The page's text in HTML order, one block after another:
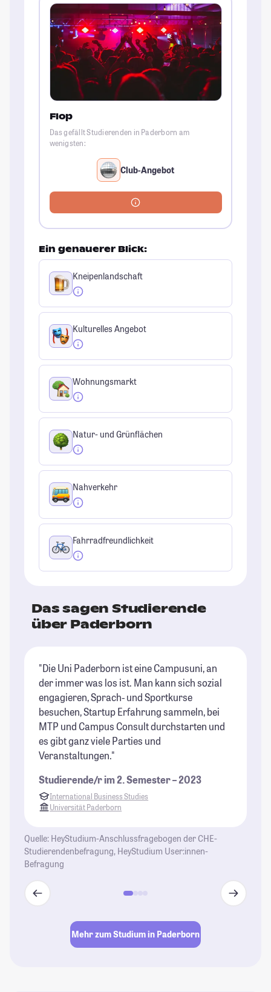
Flop
Das gefällt Studierenden in Paderborn am
wenigsten:
Club-Angebot
Ein genauerer Blick:
Kneipenlandschaft
Kulturelles Angebot
Wohnungsmarkt
Natur- und Grünflächen
Nahverkehr
Fahrradfreundlichkeit
Das sagen Studierende
über Paderborn
"Die Uni Paderborn ist eine Campusuni, an
der immer was los ist. Man kann sich sozial
engagieren, Sprach- und Sportkurse
besuchen, Startup Erfahrung sammeln, bei
MTP und Campus Consult durchstarten und
es gibt ganz viele Parties und
Veranstaltungen."
Studierende/r im 2. Semester – 2023
International Business Studies
Universität Paderborn
Quelle: HeyStudium-Anschlussfragebogen der CHE-
Studierendenbefragung, HeyStudium User:innen-
Befragung
Mehr zum Studium in Paderborn